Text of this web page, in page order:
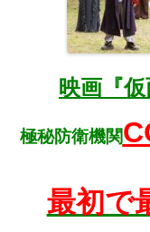
映画『
極秘防衛機関
最初で